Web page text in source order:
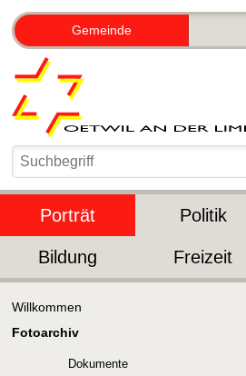
Gemeinde
Porträt Politik
Bildung Freizeit
Willkommen
Fotoarchiv
Dokumente